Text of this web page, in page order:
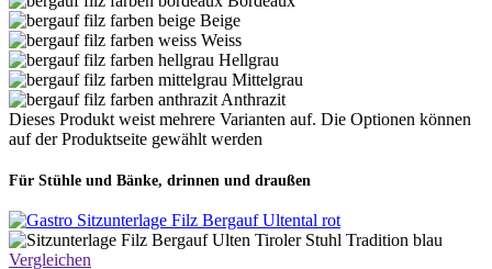
Beige
Weiss
Hellgrau
Mittelgrau
Anthrazit
Dieses Produkt weist mehrere Varianten auf. Die Optionen können
auf der Produktseite gewählt werden
Für Stühle und Bänke, drinnen und draußen
Vergleichen